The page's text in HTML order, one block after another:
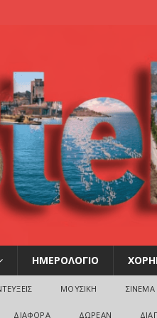
ΗΜΕΡΟΛΟΓΙΟ
ΜΟΥΣΙΚΗ ΣΙΝΕΜΑ
ΔΙΑΦΟΡΑ ΔΩΡΕΑΝ